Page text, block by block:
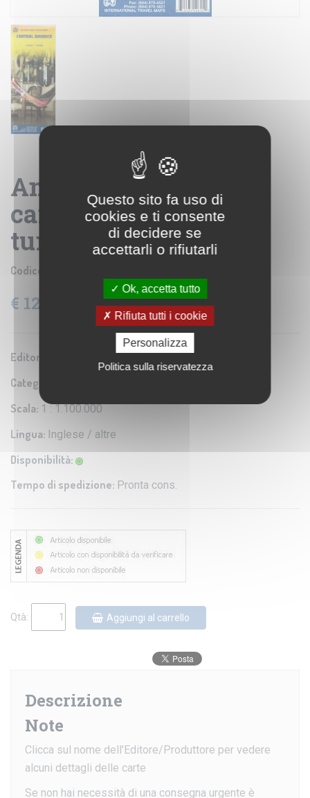
America Centrale -
carta geografica
turistica e stradale
Codice prodotto:
€ 12,26 IVA: 4% Inclusa
Editore/Produttore: ITMB
Categoria:
Scala: 1 : 1.100.000
Lingua: Inglese / altre
Disponibilità:
Tempo di spedizione: Pronta cons.
Qtà: Aggiungi al carrello
Descrizione
Note
Clicca sul nome dell'Editore/Produttore per vedere
alcuni dettagli delle carte
Se non hai necessità di una consegna urgente è
Questo sito fa uso di
cookies e ti consente
di decidere se
accettarli o rifiutarli
Ok, accetta tutto
Rifiuta tutti i cookie
Personalizza
Politica sulla riservatezza